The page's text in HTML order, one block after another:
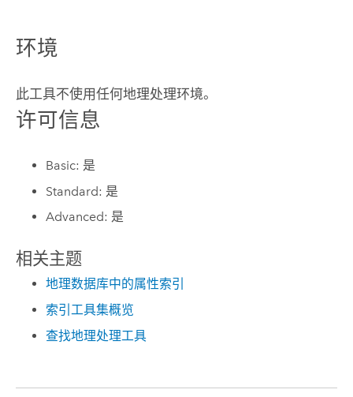
环境
此工具不使用任何地理处理环境。
许可信息
Basic: 是
Standard: 是
Advanced: 是
相关主题
地理数据库中的属性索引
索引工具集概览
查找地理处理工具